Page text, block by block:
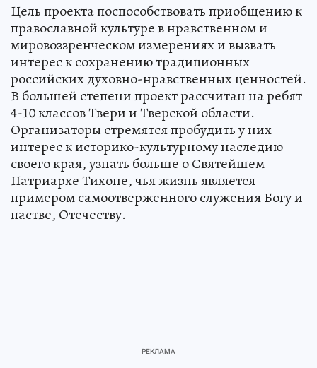
Цель проекта поспособствовать приобщению к
православной культуре в нравственном и
мировоззренческом измерениях и вызвать
интерес к сохранению традиционных
российских духовно-нравственных ценностей.
В большей степени проект рассчитан на ребят
4-10 классов Твери и Тверской области.
Организаторы стремятся пробудить у них
интерес к историко-культурному наследию
своего края, узнать больше о Святейшем
Патриархе Тихоне, чья жизнь является
примером самоотверженного служения Богу и
пастве, Отечеству.